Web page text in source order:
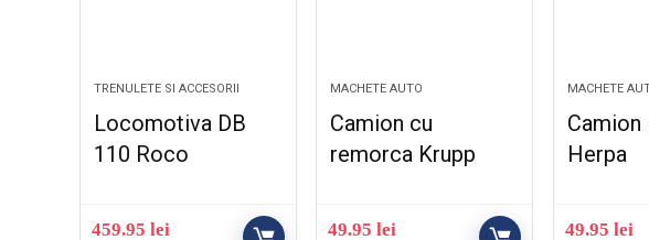
TRENULETE SI ACCESORII
Locomotiva DB
110 Roco
459.95lei
MACHETE AUTO
Camion cu
remorca Krupp
49.95lei
MACHETE
Camion
Herpa
49.95 lei